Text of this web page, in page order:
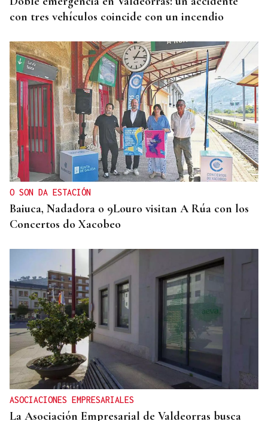
con tres vehículos coincide con un incendio
O SON DA ESTACIÓN
Baiuca, Nadadora o 9Louro visitan A Rúa con los
Concertos do Xacobeo
ASOCIACIONES EMPRESARIALES
La Asociación Empresarial de Valdeorras busca